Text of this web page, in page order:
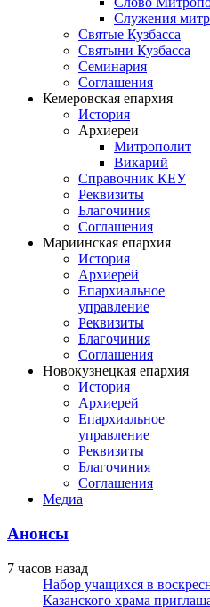
Служения
Святые Кузбасса
Святыни Кузбасса
Семинария
Соглашения
Кемеровская епархия
История
Архиереи
Митрополит
Викарий
Справочник КЕУ
Реквизиты
Благочиния
Соглашения
Мариинская епархия
История
Архиерей
Епархиальное
управление
Реквизиты
Благочиния
Соглашения
Новокузнецкая епархия
История
Архиерей
Епархиальное
управление
Реквизиты
Благочиния
Соглашения
Медиа
Анонсы
7 часов назад
Набор учащихся в
Казанского храма